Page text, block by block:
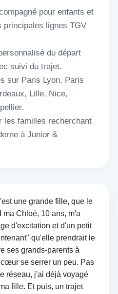
pour enfants et
principales lignes TGV
du départ
suivi du trajet.
sur Paris Lyon, Paris
Lille, Nice,
les familles recherchant
à Junior &
une grande fille, que le
ma Chloé, 10 ans, m'a
d'excitation et d'un petit
qu'elle prendrait le
ses grands-parents à
se serrer un peu. Pas
réseau, j'ai déjà voyagé
fille. Et puis, un trajet